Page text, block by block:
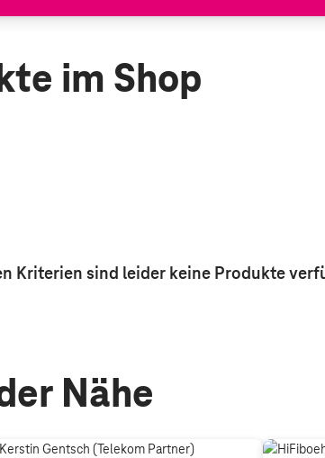
im Shop
Kriterien sind leider keine Produkte
Nähe